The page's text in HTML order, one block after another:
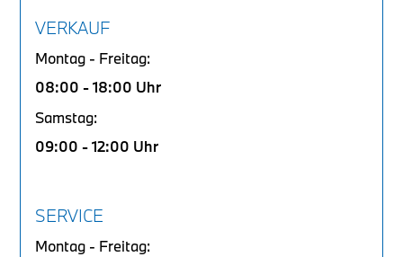
VERKAUF
Montag - Freitag:
08:00 - 18:00 Uhr
Samstag:
09:00 - 12:00 Uhr
SERVICE
Montag - Freitag: